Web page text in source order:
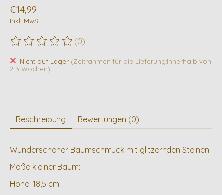
€14,99
Inkl. MwSt.
Die Bewertung dieses Produkts ist
(0)
Nicht auf Lager (Zeitrahmen für die Lieferung:Innerhalb von
2-3 Wochen)
Beschreibung Bewertungen (0)
Wunderschöner Baumschmuck mit glitzernden Steinen.
Maße kleiner Baum:
Höhe: 18,5 cm